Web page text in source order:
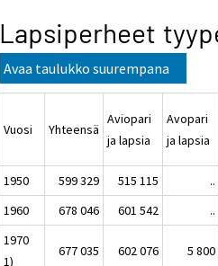
Lapsiperheet
Avaa taulukko suurempana
Vuosi Yhteensä
Aviopari
ja lapsia
Avopari
ja lapsia
1950
599 329 515 115 ..
1960
678 046 601 542 ..
1970
1)
677 035 602 076 5 800